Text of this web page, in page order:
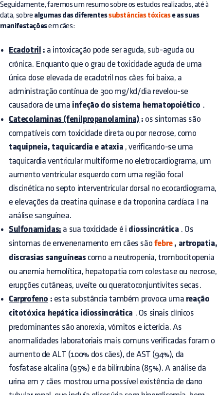
Seguidamente, faremos um resumo sobre os estudos realizados, até à
data, sobre algumas das diferentessubstâncias tóxicase as suas
manifestaçõesem cães:
Ecadotril : a intoxicação pode ser aguda, sub-aguda ou
crónica. Enquanto que o grau de toxicidade aguda de uma
única dose elevada de ecadotril nos cães foi baixa, a
administração contínua de 300 mg/kd/dia revelou-se
causadora de uma infeção do sistema hematopoiético .
Catecolaminas (fenilpropanolamina) : os sintomas são
compatíveis com toxicidade direta ou por necrose, como
taquipneia, taquicardia e ataxia , verificando-se uma
taquicardia ventricular multiforme no eletrocardiograma, um
aumento ventricular esquerdo com uma região focal
discinética no septo interventricular dorsal no ecocardiograma,
e elevações da creatina quinase e da troponina cardíaca I na
análise sanguínea.
Sulfonamidas: a sua toxicidade é i diossincrática . Os
sintomas de envenenamento em cães são febre, artropatia,
discrasias sanguíneas como a neutropenia, trombocitopenia
ou anemia hemolítica, hepatopatia com colestase ou necrose,
erupções cutâneas, uveíte ou queratoconjuntivites secas.
Carprofeno : esta substância também provoca uma reação
citotóxica hepática idiossincrática . Os sinais clínicos
predominantes são anorexia, vómitos e icterícia. As
anormalidades laboratoriais mais comuns verificadas foram o
aumento de ALT (100% dos cães), de AST (94%), da
fosfatase alcalina (95%) e da bilirrubina (85%). A análise da
urina em 7 cães mostrou uma possível existência de dano